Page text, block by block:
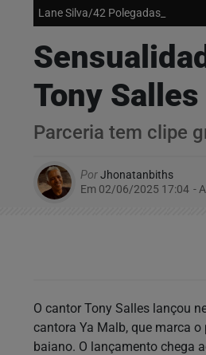
Lane Silva/42 Polegadas_
Tony
Parceria tem clipe
PorJhonatanbiths
Em 02/06/2025 17:04 -
O cantor Tony Salles lançou
cantora Ya Malb, que marca
baiano. O lançamento chega